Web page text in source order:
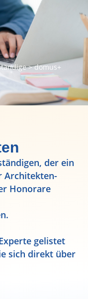
>domus+
der ein
Architekten-
Honorare
gelistet
sich direkt über